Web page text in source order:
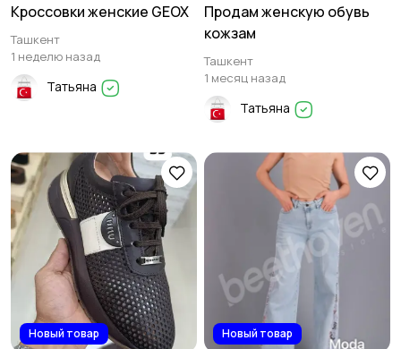
Кроссовки женские GEOX
Ташкент
1 неделю назад
Татьяна
Продам женскую обувь
кожзам
Ташкент
1 месяц назад
Татьяна
Новый товар Новый товар